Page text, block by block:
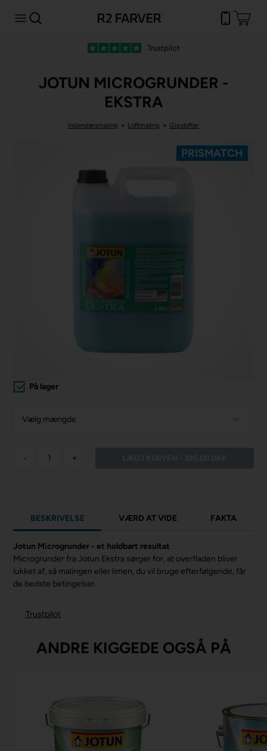
Trustpilot
JOTUN MICROGRUNDER -
EKSTRA
Indendørsmaling » Loftmaling » Gipslofter
PRISMATCH
På lager
Vælg mængde
- +
BESKRIVELSE VÆRD AT VIDE FAKTA
Jotun Microgrunder - et holdbart resultat
Microgrunder fra Jotun Ekstra sørger for, at overfladen bliver
lukket af, så malingen eller limen, du vil bruge efterfølgende, får
de bedste betingelser.
Trustpilot
ANDRE KIGGEDE OGSÅ PÅ